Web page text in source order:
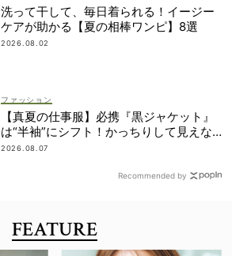
洗って干して、毎日着られる！イージー
ケアが助かる【夏の相棒ワンピ】8選
2026.08.02
ファッション
【真夏の仕事服】必携『黒ジャケット』
は“半袖”にシフト！かっちりして見えな
いデザインに注目
2026.08.07
Recommended by
FEATURE